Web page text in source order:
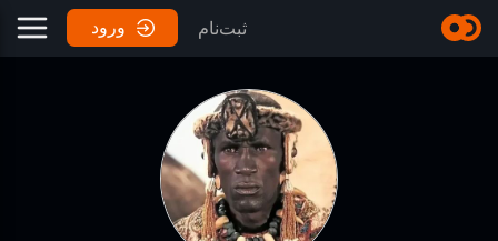
ثبت‌نام ورود